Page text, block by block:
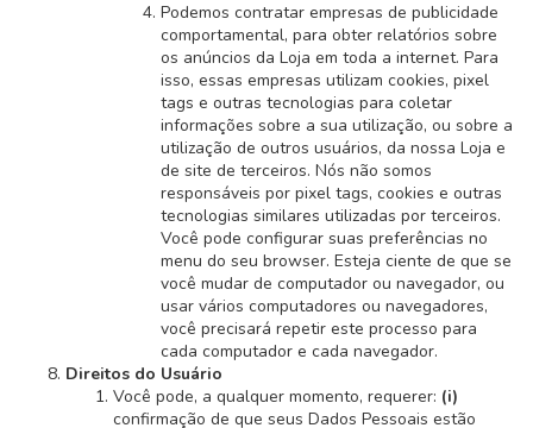
Podemos contratar empresas de publicidade
comportamental, para obter relatórios sobre
os anúncios da Loja em toda a internet. Para
isso, essas empresas utilizam cookies, pixel
tags e outras tecnologias para coletar
informações sobre a sua utilização, ou sobre a
utilização de outros usuários, da nossa Loja e
de site de terceiros. Nós não somos
responsáveis por pixel tags, cookies e outras
tecnologias similares utilizadas por terceiros.
Você pode configurar suas preferências no
menu do seu browser. Esteja ciente de que se
você mudar de computador ou navegador, ou
usar vários computadores ou navegadores,
você precisará repetir este processo para
cada computador e cada navegador.
Direitos do Usuário
Você pode, a qualquer momento, requerer: (i)
confirmação de que seus Dados Pessoais estão